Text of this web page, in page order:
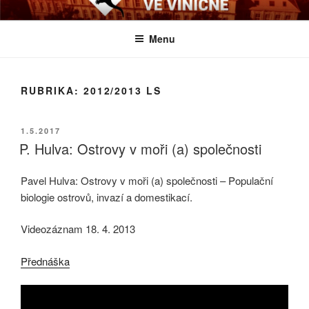
k
BIOLOGICKÉ ČTVRTKY VE
Určeno všem zájemcům o evoluci a obecnější biologická témata
Menu
RUBRIKA: 2012/2013 LS
PUBLIKOVÁNO
1.5.2017
P. Hulva: Ostrovy v moři (a) společnosti
Pavel Hulva: Ostrovy v moři (a) společnosti – Populační
biologie ostrovů, invazí a domestikací.
Videozáznam 18. 4. 2013
Přednáška